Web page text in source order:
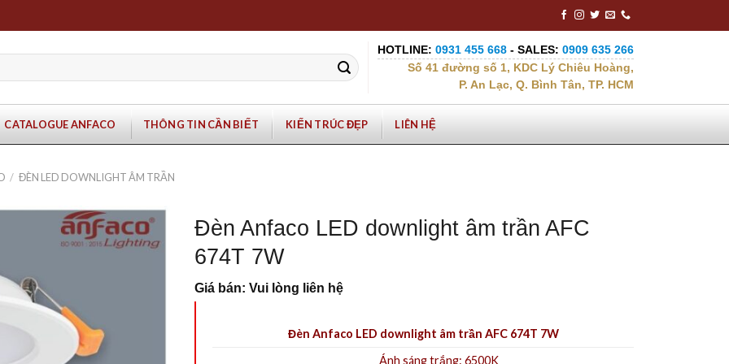
HOTLINE: 0931 455 668 - SALES: 0909 635 266
Số 41 đường số 1, KDC Lý Chiêu Hoàng,
P. An Lạc, Q. Bình Tân, TP. HCM
CATALOGUE ANFACO THÔNG TIN CẦN BIẾT KIẾN TRÚC ĐẸP LIÊN HỆ
/ ĐÈN LED DOWNLIGHT ÂM TRẦN
Đèn Anfaco LED downlight âm trần AFC
674T 7W
Giá bán: Vui lòng liên hệ
Đèn Anfaco LED downlight âm trần AFC 674T 7W
Ánh sáng trắng: 6500K